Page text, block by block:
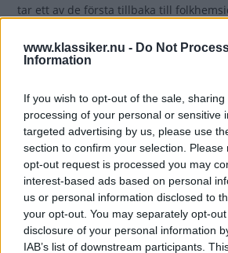
www.klassiker.nu - Do Not
Information
If you wish to opt-out of the sale,
processing of your personal or sensitive
targeted advertising by us, please use
section to confirm your selection.
opt-out request is processed you may
interest-based ads based on personal
us or personal information disclosed to
your opt-out. You may separately opt-
disclosure of your personal information
IAB’s list of downstream participants.
tar ett av de första tillbaka till
KLASSIKERNÖTEN 602
Quiz: E-bilar